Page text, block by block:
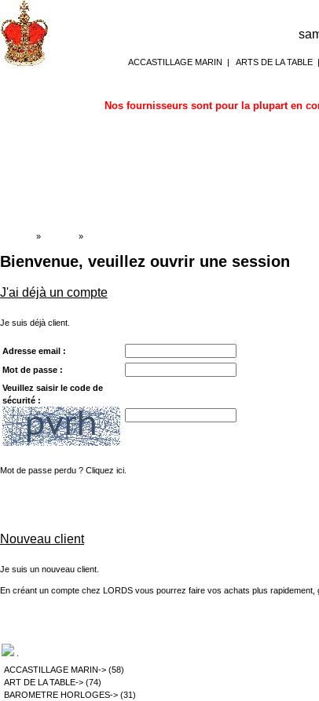
ACCASTILLAGE MARIN | ARTS DE LA TABLE
Nos fournisseurs sont pour la plupart en
» »
Bienvenue, veuillez ouvrir une session
J'ai déjà un compte
Je suis déjà client.
Adresse email :
Mot de passe :
Veuillez saisir le code de
sécurité :
Mot de passe perdu ? Cliquez ici.
Nouveau client
Je suis un nouveau client.
En créant un compte chez LORDS vous pourrez faire vos achats plus
ACCASTILLAGE MARIN-> (58)
ART DE LA TABLE-> (74)
BAROMETRE HORLOGES-> (31)